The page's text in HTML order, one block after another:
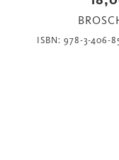
ISBN: 978-3-406-